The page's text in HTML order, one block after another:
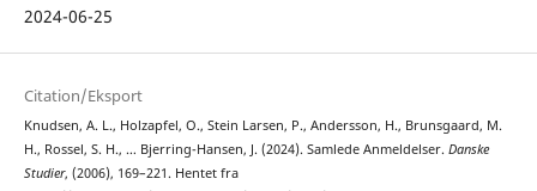
2024-06-25
Citation/Eksport
Knudsen, A. L., Holzapfel, O., Stein Larsen, P., Andersson, H., Brunsgaard, M.
H., Rossel, S. H., … Bjerring-Hansen, J. (2024). Samlede Anmeldelser. Danske
Studier, (2006), 169–221. Hentet fra